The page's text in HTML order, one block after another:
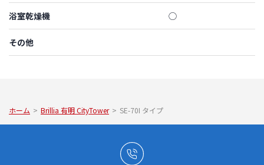
浴室乾燥機 ◯
その他
ホーム > Brillia 有明 CityTower > SE-70I タイプ